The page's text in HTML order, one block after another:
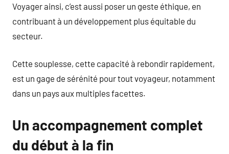
Voyager ainsi, c’est aussi poser un geste éthique, en
contribuant à un développement plus équitable du
secteur.
Cette souplesse, cette capacité à rebondir rapidement,
est un gage de sérénité pour tout voyageur, notamment
dans un pays aux multiples facettes.
Un accompagnement complet
du début à la fin